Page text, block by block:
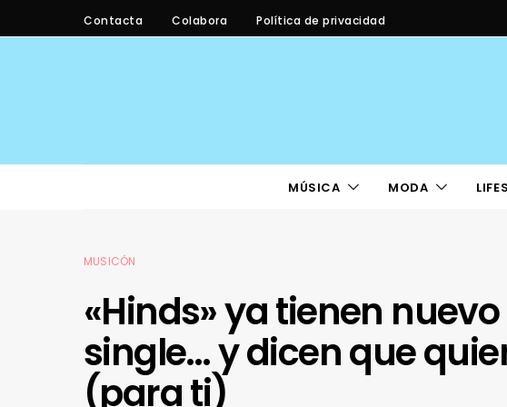
Contacta Colabora Política de privacidad
MÚSICA MODA
MUSICÓN
«Hinds» ya tienen
single… y dicen que
(para ti)